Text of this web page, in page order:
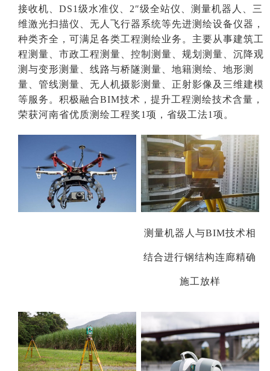
接收机、 DS1级水准仪、 2″级全站仪、测量机器人、三
维激光扫描仪
无人飞行器系统等先进测绘设备仪器 ，
种类齐全 ，可满足各类工程测绘业务 。 主要从事建筑工
程测量、市政工程测量、控制测量、规划测量、 沉降观
测与变形测量、 线路与桥隧测量、地籍测绘、地形测
量、管线测量、无人机摄影测量、正射影像及三维建模
等服务。积极融合BIM技术 ，提升工程测绘技术含量 ，
荣获河南省优质测绘工程奖1 项，省级工法1 项。
测量机器人与BIM技术相
结合进行钢结构连廊精确
施工放样